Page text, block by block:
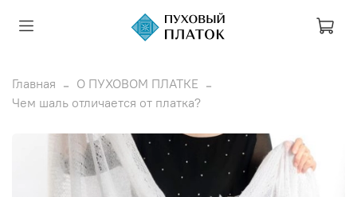
Главная
О ПУХОВОМ ПЛАТКЕ
Чем шаль отличается от платка?